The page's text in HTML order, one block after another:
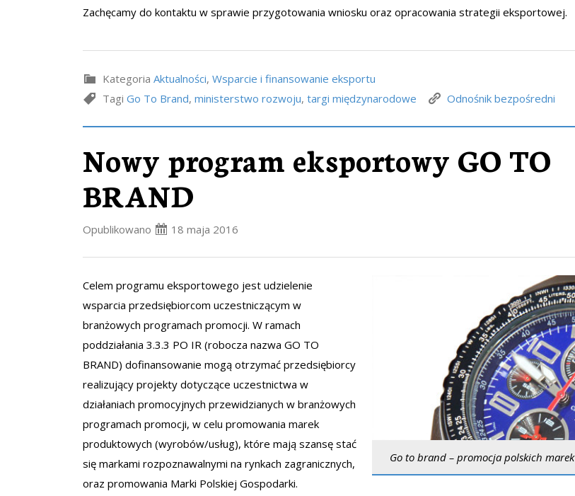
Zachęcamy do kontaktu w sprawie przygotowania wniosku oraz opracowania strategii eksportowej.
Kategoria Aktualności, Wsparcie i finansowanie eksportu
Tagi Go To Brand, ministerstwo rozwoju, targi międzynarodowe Odnośnik bezpośredni
Nowy program eksportowy GO TO
BRAND
Opublikowano 18 maja 2016
Go to brand – promocja polskich marek
Celem programu eksportowego jest udzielenie
wsparcia przedsiębiorcom uczestniczącym w
branżowych programach promocji. W ramach
poddziałania 3.3.3 PO IR (robocza nazwa GO TO
BRAND) dofinansowanie mogą otrzymać przedsiębiorcy
realizujący projekty dotyczące uczestnictwa w
działaniach promocyjnych przewidzianych w branżowych
programach promocji, w celu promowania marek
produktowych (wyrobów/usług), które mają szansę stać
się markami rozpoznawalnymi na rynkach zagranicznych,
oraz promowania Marki Polskiej Gospodarki.